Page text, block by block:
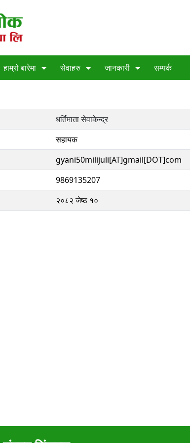
हाम्रो बारेमा सेवाहरु जानकारी सम्पर्क
धर्तिमाता सेवाकेन्द्र
सहायक
gyani50milijuli[AT]gmail[DOT]com
9869135207
२०८२ जेष्ठ १०